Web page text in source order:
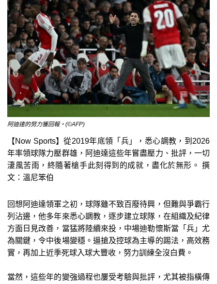
阿迪達的努力獲回報。(©AFP)
【Now Sports】從2019年底領「兵」，悉心調教，到2026
年率領球隊力壓群雄，阿迪達這些年嘗盡壓力、批評，一切
淒風苦雨，終隨著槍手此刻得到的成就，盡化於無形。 撰
文：溫尼笨伯
回想阿迪達領軍之初，球隊雖不致百廢待興，但難與爭霸行
列沾邊，他多年來悉心調教，逐步建立球隊，在組織及紀律
方面日見改善，當猛將陸續來投，中場迪勒懷斯當「兵」尤
為關鍵，令中後場變穩。逼搶及控球為主導的踢法，高效務
實，再加上近季死球入球大豐收，努力訓練全沒白費。
當然，這些年的變強過程也屢受考驗與批評，尤其被指橫傳